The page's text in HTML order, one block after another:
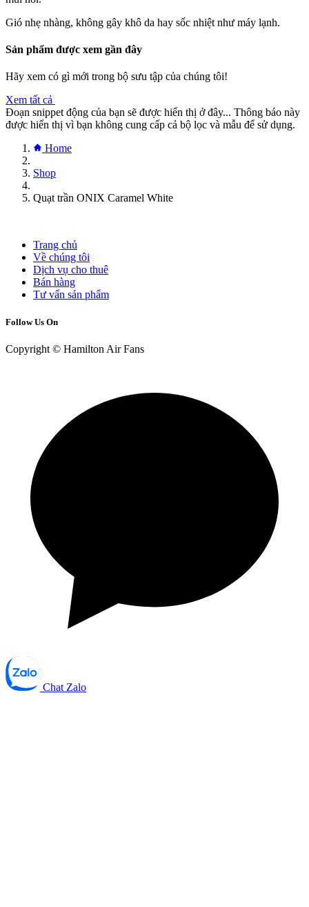
Gió nhẹ nhàng, không gây khô da hay sốc nhiệt như máy lạnh.
Sản phẩm được xem gần đây
Hãy xem có gì mới trong bộ sưu tập của chúng tôi!
Xem tất cả
Đoạn snippet động của bạn sẽ được hiển thị ở đây... Thông báo này
được hiển thị vì bạn không cung cấp cả bộ lọc và mẫu để sử dụng.
Home
Shop
Quạt trần ONIX Caramel White
Trang chủ
Về chúng tôi
Dịch vụ cho thuê
Bán hàng
Tư vấn sản phẩm
Follow Us On
Copyright © Hamilton Air Fans
Chat Zalo